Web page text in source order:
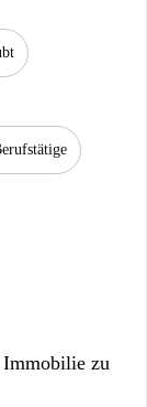
Immobilie zu